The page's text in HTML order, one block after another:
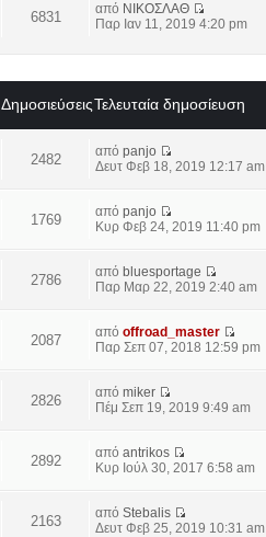
6831 από ΝΙΚΟΣΛΑΘ
Παρ Ιαν 11, 2019 4:20 pm
ΔημοσιεύσειςΤελευταία δημοσίευση
2482 απόpanjo
Δευτ Φεβ 18, 2019 12:17 am
1769 απόpanjo
Κυρ Φεβ 24, 2019 11:40 pm
2786 από bluesportage
Παρ Μαρ 22, 2019 2:40 am
2087 απόoffroad_master
Παρ Σεπ 07, 2018 12:59 pm
2826 απόmiker
Πέμ Σεπ 19, 2019 9:49 am
2892 απόantrikos
Κυρ Ιούλ 30, 2017 6:58 am
2163 απόStebalis
Δευτ Φεβ 25, 2019 10:31 am